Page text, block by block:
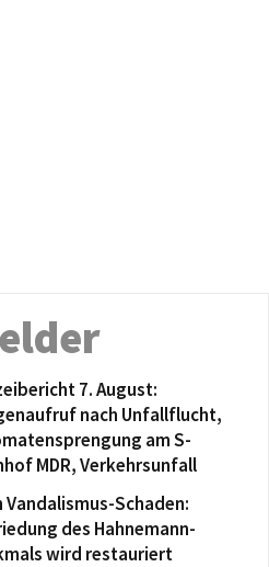
7. August:
nach Unfallflucht,
am S-
MDR, Verkehrsunfall
Vandalismus-Schaden:
des Hahnemann-
wird restauriert